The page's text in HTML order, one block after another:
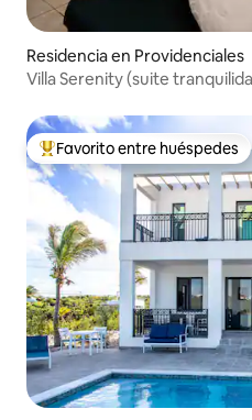
Residencia en Providenciales
Villa Serenity (suite
De los mejores en Favorito
Favorito entre huéspedes